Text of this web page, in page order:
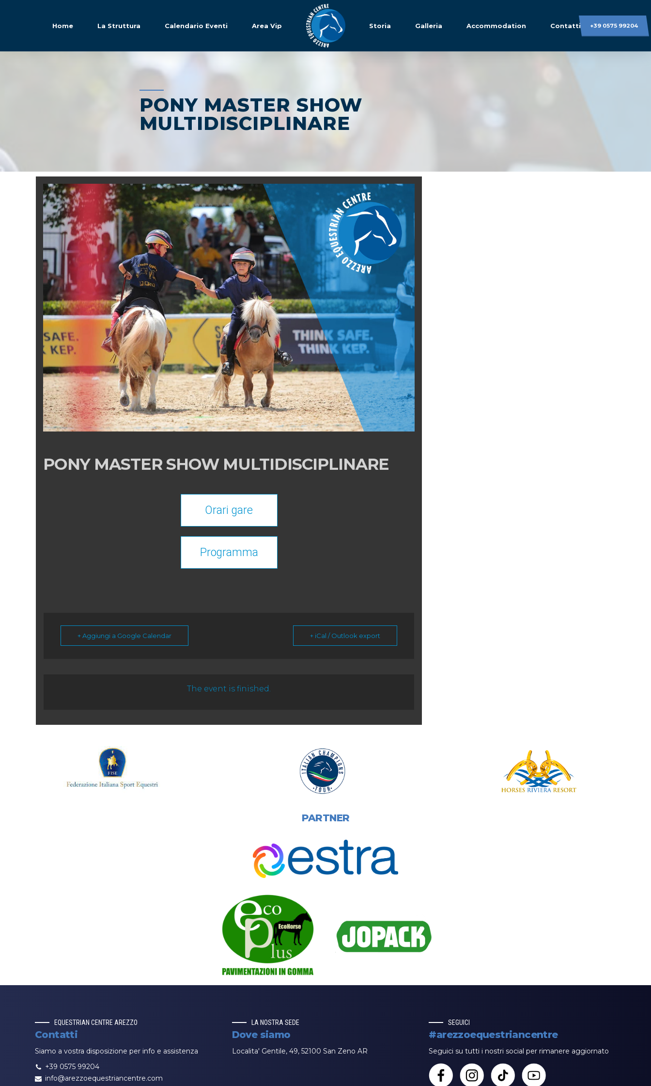
+39 0575 99204
Home La Struttura Calendario Eventi Area Vip Storia Galleria Accommodation Contatti
PONY MASTER SHOW
MULTIDISCIPLINARE
PONY MASTER SHOW MULTIDISCIPLINARE
Orari gare
Programma
+ Aggiungi a Google Calendar + iCal / Outlook export
The event is finished.
PARTNER
EQUESTRIAN CENTRE AREZZO
Contatti
Siamo a vostra disposizione per info e assistenza
+39 0575 99204
info@arezzoequestriancentre.com
LA NOSTRA SEDE
Dove siamo
Localita' Gentile, 49, 52100 San Zeno AR
SEGUICI
#arezzoequestriancentre
Seguici su tutti i nostri social per rimanere aggiornato